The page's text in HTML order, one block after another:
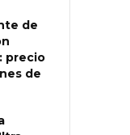
de
precio
de